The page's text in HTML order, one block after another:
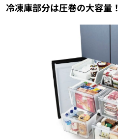
冷凍庫部分は圧巻の大容量！